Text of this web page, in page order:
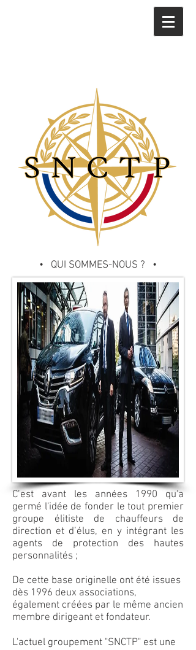
• QUI SOMMES-NOUS ? •
C’est avant les années 1990 qu'a
germé l'idée de fonder le tout premier
groupe élitiste de chauffeurs de
direction et d’élus, en y intégrant les
agents de protection des hautes
personnalités ;
De cette base originelle ont été issues
dès 1996 deux associations,
également créées par le même ancien
membre dirigeant et fondateur.
L'actuel groupement "SNCTP" est une